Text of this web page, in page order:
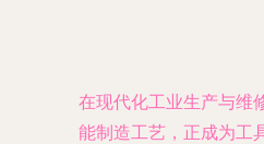
在现代化工业生产与维
能制造工艺，正成为工